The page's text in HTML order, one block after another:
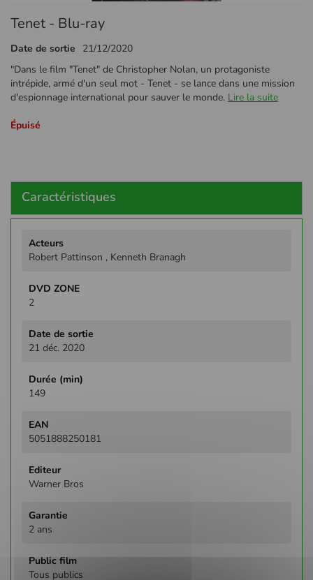
au
de
la
Galerie
d’images
Tenet - Blu-ray
Date de sortie
21/12/2020
"Dans le film "Tenet" de Christopher Nolan, un protagoniste
intrépide, armé d'un seul mot - Tenet - se lance dans une mission
d'espionnage international pour sauver le monde. Lire la suite
Épuisé
Caractéristiques
d'infos
Robert Pattinson , Kenneth Branagh
2
21 déc. 2020
149
5051888250181
Warner Bros
2 ans
Tous publics